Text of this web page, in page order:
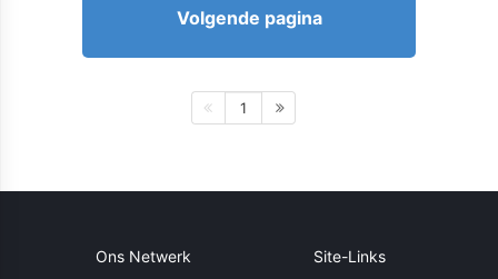
Volgende pagina
1
Ons Netwerk Site-Links